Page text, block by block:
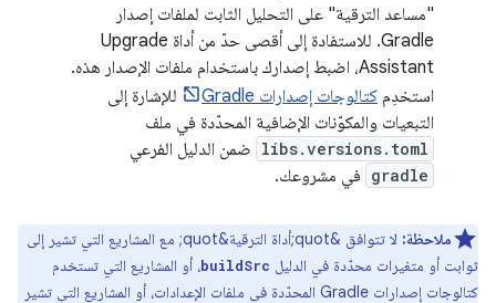
"مساعد الترقية" على التحليل الثابت لملفات إصدار
Gradle. للاستفادة إلى أقصى حدّ من أداة Upgrade
Assistant، اضبط إصدارك باستخدام ملفات الإصدار هذه.
استخدِم كتالوجات إصدارات Gradle
للإشارة إلى
التبعيات والمكوّنات الإضافية المحدّدة في ملف
libs.versions.toml ضمن الدليل الفرعي
gradle في مشروعك.
ملاحظة:
لا تتوافق &quot;أداة الترقية&quot; مع المشاريع التي تشير إلى
ثوابت أو متغيرات محدّدة في الدليل buildSrc، أو المشاريع التي تستخدم
كتالوجات إصدارات Gradle المحدّدة في ملفات الإعدادات، أو المشاريع التي تشير